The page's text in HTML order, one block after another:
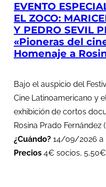
EVENTO
EL ZOCO:
Y PEDRO SEVIL
«Pioneras del
Homenaje a
Bajo el auspicio del
Cine Latinoamericano y
exhibición de cortos
Rosina Prado Fernández
¿Cuándo? 14/09/2026 a
Precios 4€ socios,